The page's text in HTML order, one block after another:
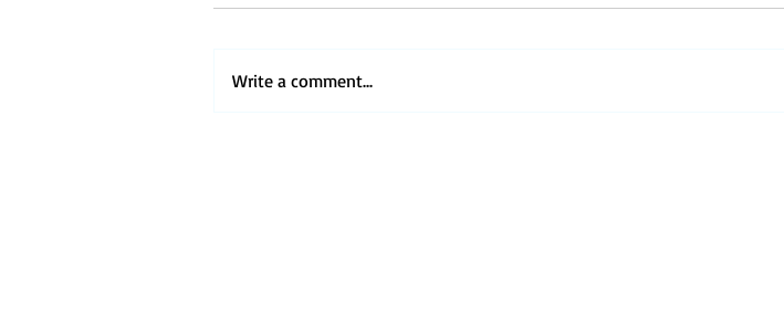
Write a comment...